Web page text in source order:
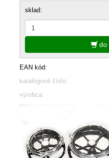
sklad:
do
EAN kód:
katalógové číslo:
výrobca: